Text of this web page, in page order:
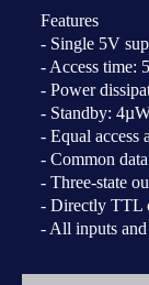
Features
- Single 5V
- Access time:
- Power
- Standby:
- Equal access
- Common
- Three-state
- Directly TTL
- All inputs and